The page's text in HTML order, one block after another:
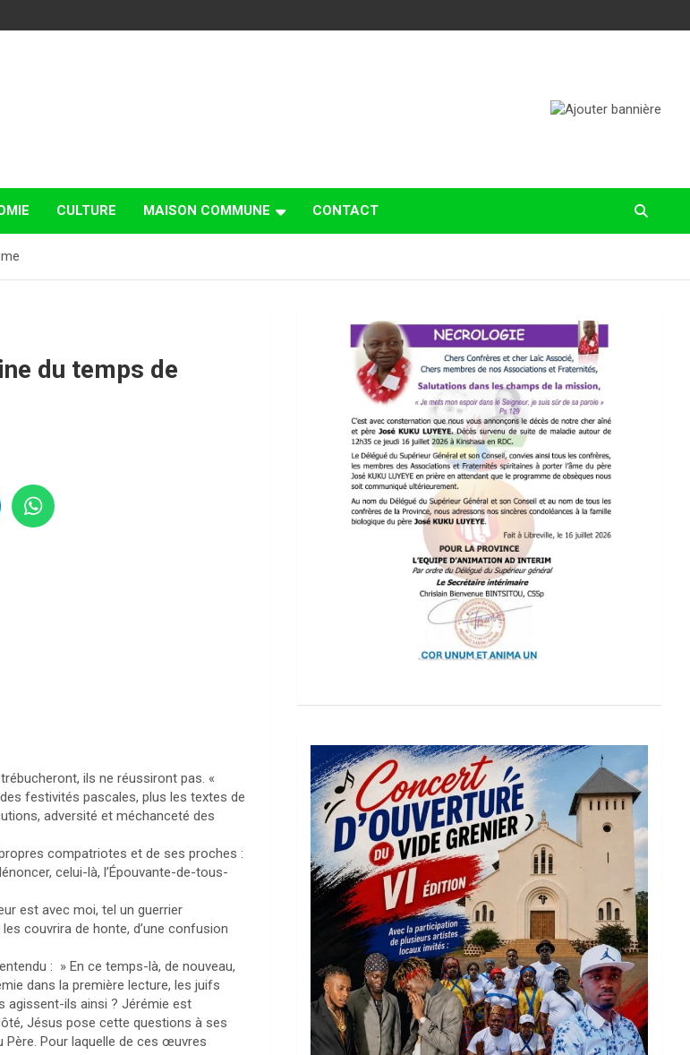
CULTURE MAISON COMMUNE CONTACT
du temps de
ils ne réussiront pas. «
festivités pascales, plus les textes de
adversité et méchanceté des
compatriotes et de ses proches :
celui-là, l’Épouvante-de-tous-
est avec moi, tel un guerrier
couvrira de honte, d’une confusion
: » En ce temps-là, de nouveau,
dans la première lecture, les juifs
agissent-ils ainsi ? Jérémie est
Jésus pose cette questions à ses
Père. Pour laquelle de ces œuvres